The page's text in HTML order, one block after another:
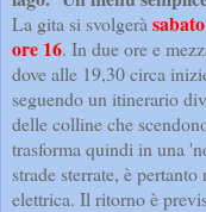
La gita si svolgerà
ore 16. In due ore e
dove alle 19,30 circa
seguendo un itinerario
delle colline che
trasforma quindi in una
strade sterrate, è
elettrica. Il ritorno è